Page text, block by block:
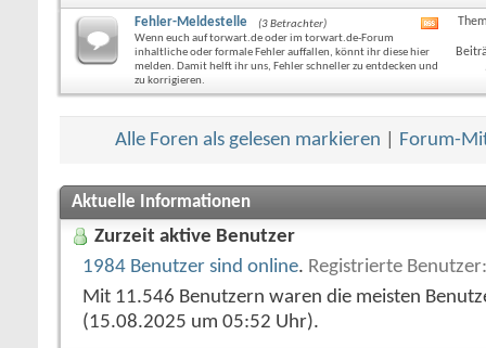
Fehler-Meldestelle
(3 Betrachter)
Wenn euch auf torwart.de oder im torwart.de-Forum
inhaltliche oder formale Fehler auffallen, könnt ihr diese hier
melden. Damit helft ihr uns, Fehler schneller zu entdecken und
zu korrigieren.
RSS-
dieses
Alle Foren als gelesen markieren Forum-
Aktuelle Informationen
Zurzeit aktive Benutzer
1984 Benutzer sind online. Registrierte
Mit 11.546 Benutzern waren die meisten
(15.08.2025 um 05:52 Uhr).